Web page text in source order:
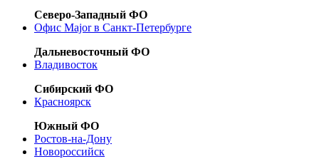
Северо-Западный ФО
Офис Major в Санкт-Петербурге
Дальневосточный ФО
Владивосток
Сибирский ФО
Красноярск
Южный ФО
Ростов-на-Дону
Новороссийск